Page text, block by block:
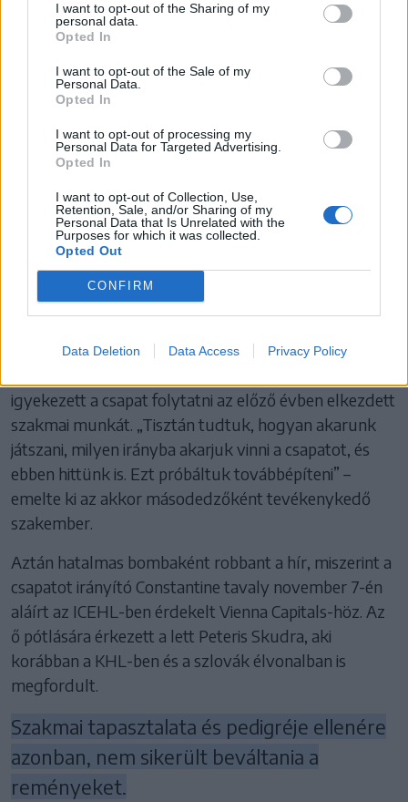
I want to opt-out of the Sharing of my
personal data.
Opted In
I want to opt-out of the Sale of my
Personal Data.
Opted In
I want to opt-out of processing my
Personal Data for Targeted Advertising.
Opted In
I want to opt-out of Collection, Use,
Retention, Sale, and/or Sharing of my
Personal Data that Is Unrelated with the
Purposes for which it was collected.
Opted Out
CONFIRM
Data Deletion Data Access Privacy Policy
klubszinten jelenleg nincsenek meg azok a
feltételek, amelyek egy megfelelő nyári
alapozáshoz kellenének. Sem szakmai
háttérben, sem infrastruktúrában nincs
távon stabilan lehetne építeni.
Emiatt különösen fontos volt, hogy ebben az
időszakban külső segítséggel, jól szervezetten
tudjunk dolgozni” – összegzett a tréner.
Edzőváltás és törés a szezon közben
tavalyi Erste Liga-szezon során a klubot döntőig
igyekezett a csapat folytatni az előző évben elkezdett
szakmai munkát. „Tisztán tudtuk, hogyan akarunk
játszani, milyen irányba akarjuk vinni a csapatot, és
ebben hittünk is. Ezt próbáltuk továbbépíteni” –
emelte ki az akkor másodedzőként tevékenykedő
szakember.
Aztán hatalmas bombaként robbant a hír, miszerint a
csapatot irányító Constantine tavaly november 7-én
aláírt az ICEHL-ben érdekelt Vienna Capitals-höz. Az
ő pótlására érkezett a lett Peteris Skudra, aki
korábban a KHL-ben és a szlovák élvonalban is
megfordult.
Szakmai tapasztalata és pedigréje ellenére
azonban, nem sikerült beváltania a
reményeket.